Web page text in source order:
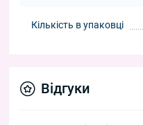
Кількість в упаковці
Відгуки